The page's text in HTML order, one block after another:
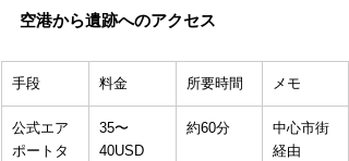
空港から遺跡へのアクセス
手段 料金 所要時間 メモ
公式エア
ポートタ
35〜
40USD
約60分
中心市街
経由